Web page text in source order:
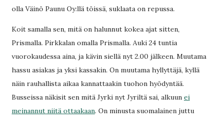
olla Väinö Paunu Oy:llä töissä, suklaata on repussa.
Koit samalla sen, mitä on halunnut kokea ajat sitten,
Prismalla. Pirkkalan omalla Prismalla. Auki 24 tuntia
vuorokaudessa aina, ja kävin siellä nyt 2.00 jälkeen. Muutama
hassu asiakas ja yksi kassakin. On muutama hyllyttäjä, kyllä
näin rauhallista aikaa kannattaakin tuohon hyödyntää.
Busseissa näkisit sen mitä Jyrki nyt Jyriltä sai, alkuun ei
meinannut niitä ottaakaan. On minusta suomalainen juttu